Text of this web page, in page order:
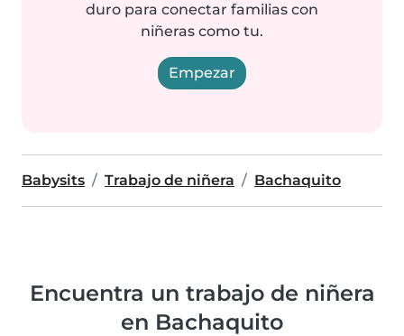
duro para conectar familias con
niñeras como tu.
Empezar
Babysits Trabajo de niñera Bachaquito
Encuentra un trabajo de niñera
en Bachaquito